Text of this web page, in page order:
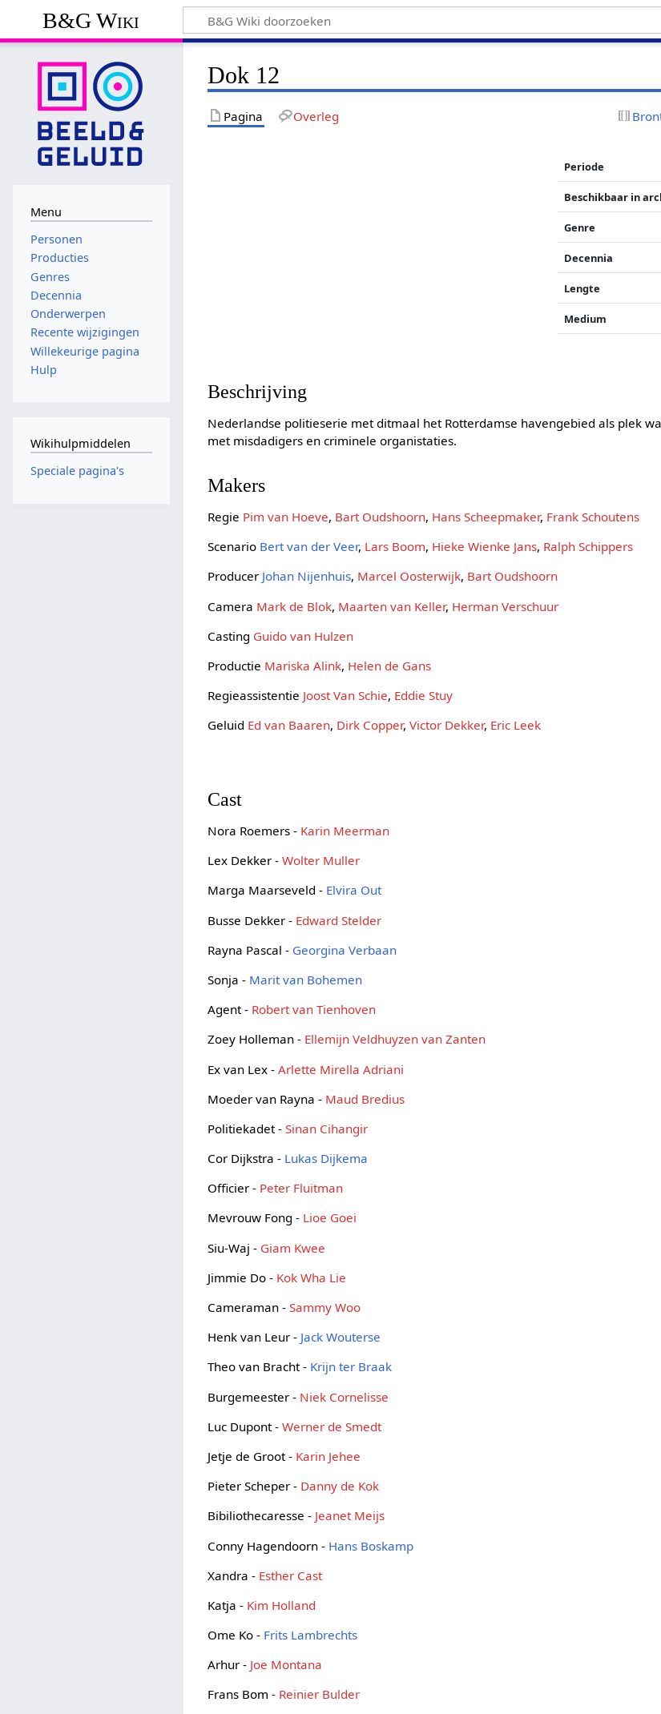
B&G Wiki
Dok 12
Pagina Overleg
Periode
Beschikbaar in
Genre
Decennia
Lengte
Medium
Beschrijving
Nederlandse politieserie met ditmaal het Rotterdamse havengebied als plek
met misdadigers en criminele organistaties.
Makers
Regie Pim van Hoeve, Bart Oudshoorn, Hans Scheepmaker, Frank Schoutens
Scenario Bert van der Veer, Lars Boom, Hieke Wienke Jans, Ralph Schippers
Producer Johan Nijenhuis, Marcel Oosterwijk, Bart Oudshoorn
Camera Mark de Blok, Maarten van Keller, Herman Verschuur
Casting Guido van Hulzen
Productie Mariska Alink, Helen de Gans
Regieassistentie Joost Van Schie, Eddie Stuy
Geluid Ed van Baaren, Dirk Copper,Victor Dekker, Eric Leek
Cast
Nora Roemers - Karin Meerman
Lex Dekker -Wolter Muller
Marga Maarseveld - Elvira Out
Busse Dekker - Edward Stelder
Rayna Pascal - Georgina Verbaan
Sonja - Marit van Bohemen
Agent - Robert van Tienhoven
Zoey Holleman - Ellemijn Veldhuyzen van Zanten
Ex van Lex -Arlette Mirella Adriani
Moeder van Rayna - Maud Bredius
Politiekadet -Sinan Cihangir
Cor Dijkstra - Lukas Dijkema
Officier - Peter Fluitman
Mevrouw Fong - Lioe Goei
Siu-Waj - Giam Kwee
Jimmie Do - Kok Wha Lie
Cameraman -Sammy Woo
Henk van Leur - Jack Wouterse
Theo van Bracht - Krijn ter Braak
Burgemeester - Niek Cornelisse
Luc Dupont -Werner de Smedt
Jetje de Groot - Karin Jehee
Pieter Scheper - Danny de Kok
Bibiliothecaresse - Jeanet Meijs
Conny Hagendoorn - Hans Boskamp
Xandra - Esther Cast
Katja - Kim Holland
Ome Ko - Frits Lambrechts
Arhur - Joe Montana
Frans Bom - Reinier Bulder
Menu
Personen
Producties
Genres
Decennia
Onderwerpen
Recente wijzigingen
Willekeurige pagina
Hulp
Wikihulpmiddelen
Speciale pagina's